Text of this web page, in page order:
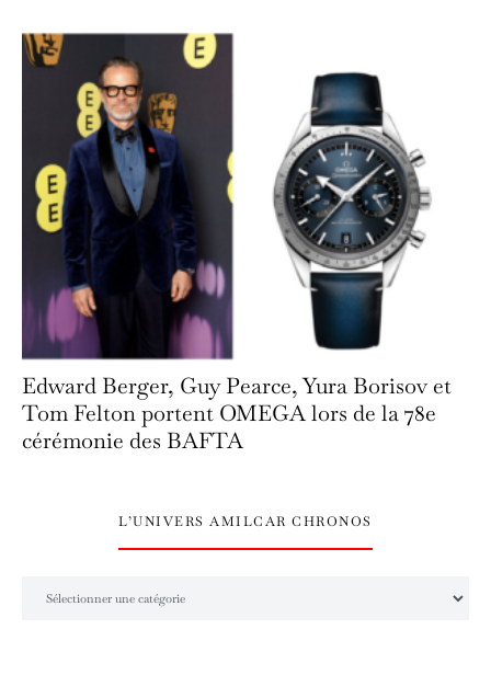
Edward Berger, Guy Pearce, Yura Borisov et
Tom Felton portent OMEGA lors de la 78e
cérémonie des BAFTA
L’UNIVERS AMILCAR CHRONOS